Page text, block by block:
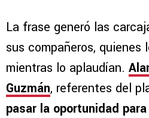
La frase generó las
sus compañeros, quienes
mientras lo aplaudían.
Guzmán, referentes del
pasar la oportunidad